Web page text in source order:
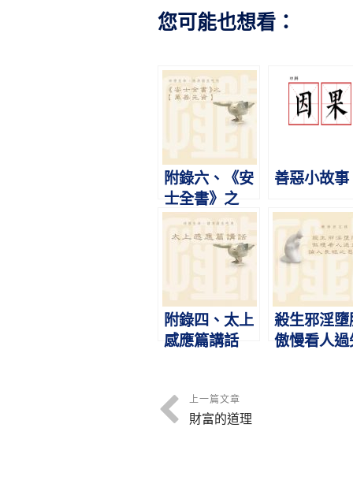
您可能也想看：
附錄六、《安
士全書》之
【萬善先資】
善惡小故事
附錄四、太上
感應篇講話
殺生邪淫墮
傲慢看人過
上一篇文章
財富的道理